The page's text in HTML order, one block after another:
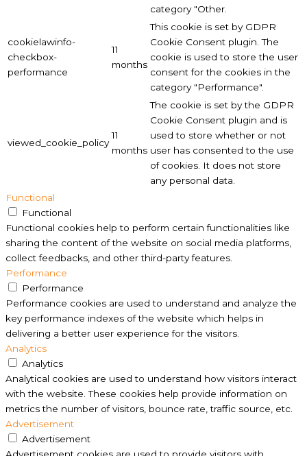
category "Other.
cookielawinfo-
checkbox-
performance
11
months
This cookie is set by GDPR
Cookie Consent plugin. The
cookie is used to store the user
consent for the cookies in the
category "Performance".
viewed_cookie_policy
11
months
The cookie is set by the GDPR
Cookie Consent plugin and is
used to store whether or not
user has consented to the use
of cookies. It does not store
any personal data.
Functional
Functional
Functional cookies help to perform certain functionalities like
sharing the content of the website on social media platforms,
collect feedbacks, and other third-party features.
Performance
Performance
Performance cookies are used to understand and analyze the
key performance indexes of the website which helps in
delivering a better user experience for the visitors.
Analytics
Analytics
Analytical cookies are used to understand how visitors interact
with the website. These cookies help provide information on
metrics the number of visitors, bounce rate, traffic source, etc.
Advertisement
Advertisement